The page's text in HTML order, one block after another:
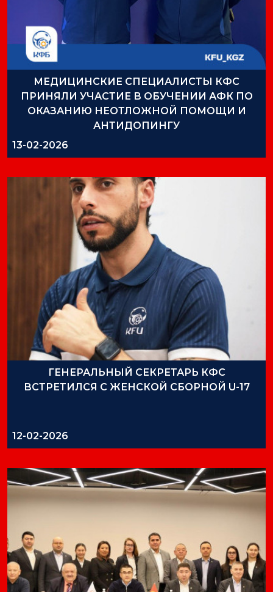
МЕДИЦИНСКИЕ СПЕЦИАЛИСТЫ КФС
ПРИНЯЛИ УЧАСТИЕ В ОБУЧЕНИИ АФК ПО
ОКАЗАНИЮ НЕОТЛОЖНОЙ ПОМОЩИ И
АНТИДОПИНГУ
13-02-2026
ГЕНЕРАЛЬНЫЙ СЕКРЕТАРЬ КФС
ВСТРЕТИЛСЯ С ЖЕНСКОЙ СБОРНОЙ U-17
12-02-2026